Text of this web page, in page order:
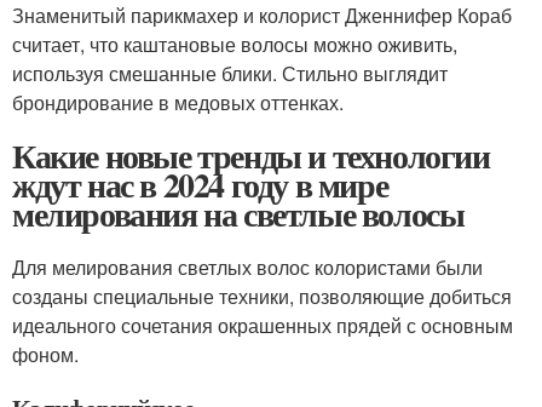
Знаменитый парикмахер и колорист Дженнифер Кораб
считает, что каштановые волосы можно оживить,
используя смешанные блики. Стильно выглядит
брондирование в медовых оттенках.
Какие новые тренды и технологии
ждут нас в 2024 году в мире
мелирования на светлые волосы
Для мелирования светлых волос колористами были
созданы специальные техники, позволяющие добиться
идеального сочетания окрашенных прядей с основным
фоном.